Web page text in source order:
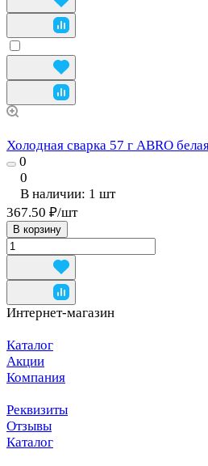
Холодная сварка 57 г ABRO
0
0
В наличии: 1 шт
367.50 ₽/шт
В корзину
Интернет-магазин
Каталог
Акции
Компания
Реквизиты
Отзывы
Каталог